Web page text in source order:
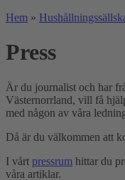
Hem »
Press
Är du journalist och har
Västernorrland, vill få
med någon av våra
Då är du välkommen att
I vårt pressrum hittar du
våra artiklar.